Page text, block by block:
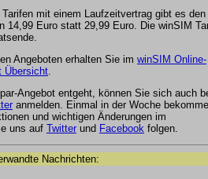
mit einem Laufzeitvertrag gibt es den
14,99 Euro statt 29,99 Euro. Die winSIM
Angeboten erhalten Sie im winSIM Online-
Übersicht
Angebot entgeht, können Sie sich auch
anmelden. Einmal in der Woche
und wichtigen Änderungen im
uns auf Twitter und Facebook folgen.
Nachrichten: